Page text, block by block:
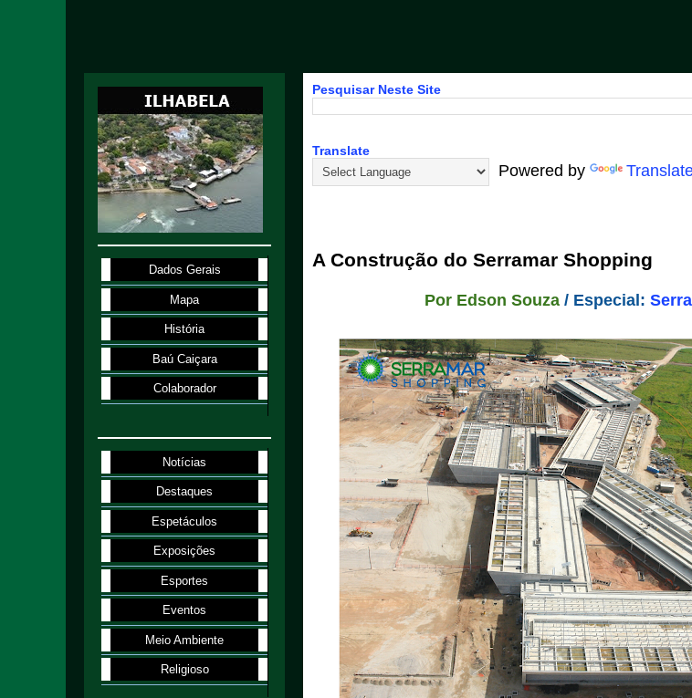
Pesquisar Neste Site
Translate
Powered by
A Construção do Serramar Shopping
Por Edson Souza / Especial:
Dados Gerais
Mapa
História
Baú Caiçara
Colaborador
Notícias
Destaques
Espetáculos
Exposições
Esportes
Eventos
Meio Ambiente
Religioso